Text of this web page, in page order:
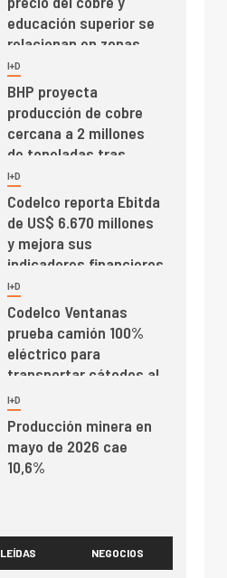
educación superior se
relacionan en zonas
mineras
I+D
BHP proyecta
producción de cobre
cercana a 2 millones
de toneladas tras
récord en Escondida
I+D
Codelco reporta Ebitda
de US$ 6.670 millones
y mejora sus
indicadores financieros
I+D
Codelco Ventanas
prueba camión 100%
eléctrico para
transportar cátodos al
Puerto de San Antonio
I+D
Producción minera en
mayo de 2026 cae
10,6%
PIB minero impacta el
crecimiento regional:
Banco Central reporta
LEÍDAS NEGOCIOS